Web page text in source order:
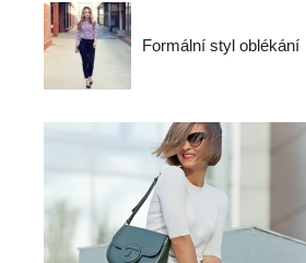
Formální styl oblékání